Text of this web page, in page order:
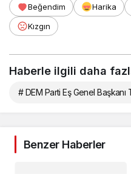
Beğendim Harika
Kızgın
Haberle ilgili daha
# DEM Parti Eş Genel Başkanı
Benzer Haberler